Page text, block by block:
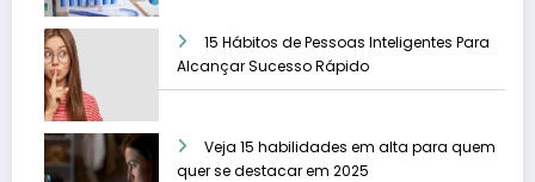
15 Hábitos de Pessoas Inteligentes Para
Alcançar Sucesso Rápido
Veja 15 habilidades em alta para quem
quer se destacar em 2025